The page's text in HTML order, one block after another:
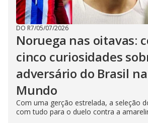
DO R7/05/07/2026
Noruega nas oitavas:
cinco curiosidades
adversário do Brasil
Mundo
Com uma gerção estrelada, a seleção
com tudo para o duelo contra a